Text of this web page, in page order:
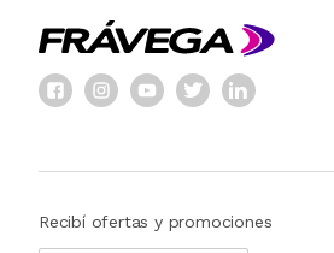
Recibí ofertas y promociones